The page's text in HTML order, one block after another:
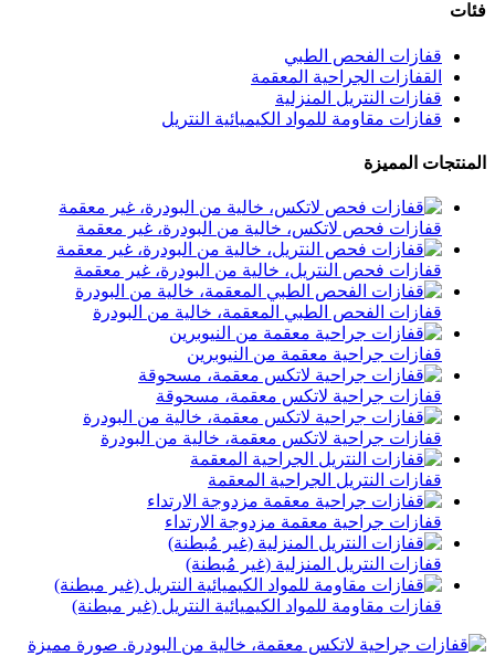
فئات
قفازات الفحص الطبي
القفازات الجراحية المعقمة
قفازات النتريل المنزلية
قفازات مقاومة للمواد الكيميائية النتريل
المنتجات المميزة
قفازات فحص لاتكس، خالية من البودرة، غير معقمة
قفازات فحص النتريل، خالية من البودرة، غير معقمة
قفازات الفحص الطبي المعقمة، خالية من البودرة
قفازات جراحية معقمة من النيوبرين
قفازات جراحية لاتكس معقمة، مسحوقة
قفازات جراحية لاتكس معقمة، خالية من البودرة
قفازات النتريل الجراحية المعقمة
قفازات جراحية معقمة مزدوجة الارتداء
قفازات النتريل المنزلية (غير مُبطنة)
قفازات مقاومة للمواد الكيميائية النتريل (غير مبطنة)